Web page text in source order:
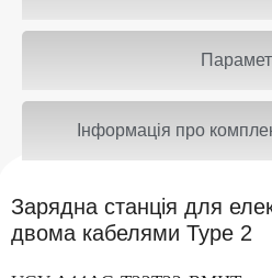
Інформація про
Зарядна станція для
двома кабелями Type 2